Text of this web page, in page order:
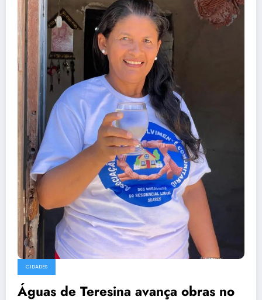
CIDADES
Águas de Teresina avança obras no